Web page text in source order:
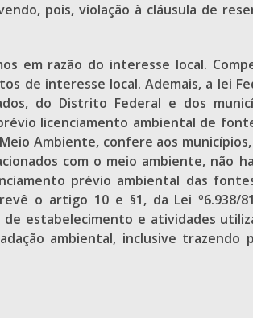
pois, violação à cláusula de
em razão do interesse local.
de interesse local. Ademais, a lei
do Distrito Federal e dos
licenciamento ambiental de
Ambiente, confere aos
com o meio ambiente, não
prévio ambiental das
o artigo 10 e §1, da Lei
estabelecimento e atividades
ambiental, inclusive